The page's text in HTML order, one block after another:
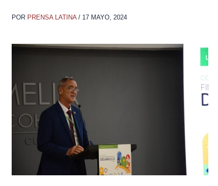
POR PRENSA LATINA / 17 MAYO, 2024